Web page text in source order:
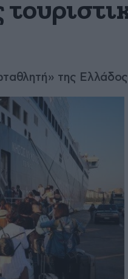
της Ελλάδος